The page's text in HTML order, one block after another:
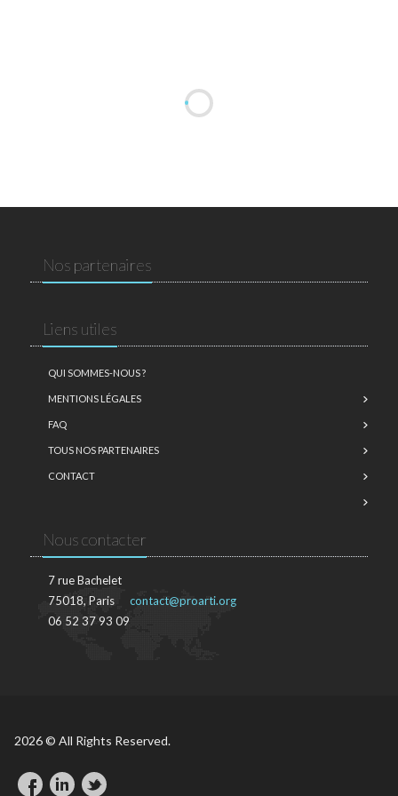
Nos partenaires
Liens utiles
QUI SOMMES-NOUS ?
MENTIONS LÉGALES
FAQ
TOUS NOS PARTENAIRES
CONTACT
Nous contacter
7 rue Bachelet
75018, Paris
06 52 37 93 09
contact@proarti.org
2026 © All Rights Reserved.